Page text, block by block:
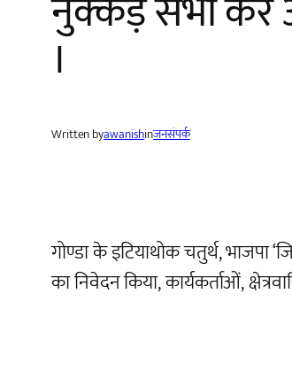
।
Written byawanishinजनसंपर्क
गोण्डा के इटियाथोक चतुर्थ,
का निवेदन किया, कार्यकर्ताओं,